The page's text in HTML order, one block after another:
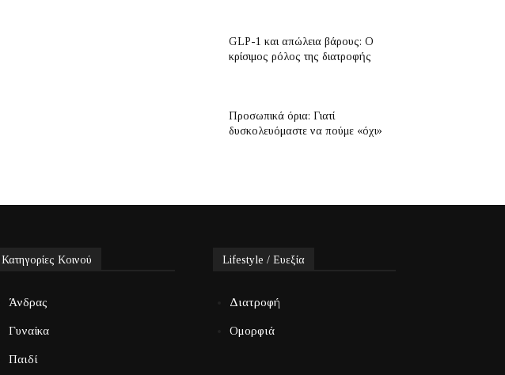
GLP-1 και απώλεια βάρους: Ο
κρίσιμος ρόλος της διατροφής
Προσωπικά όρια: Γιατί
δυσκολευόμαστε να πούμε «όχι»
Κατηγορίες Κοινού
Άνδρας
Γυναίκα
Παιδί
Lifestyle / Ευεξία
Διατροφή
Ομορφιά